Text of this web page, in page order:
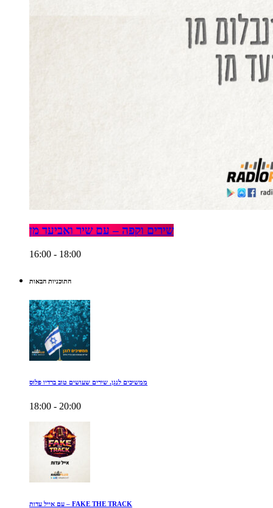
שירים וקפה – עם שיר ואביעד מן
16:00 - 18:00
התוכניות הבאות
ממשיכים לנגן. שירים שעושים טוב ברדיו פלוס
18:00 - 20:00
עם אייל עדות – FAKE THE TRACK